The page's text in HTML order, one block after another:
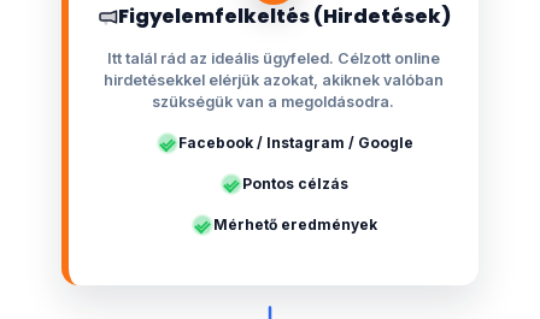
Figyelemfelkeltés (Hirdetések)
Itt talál rád az ideális ügyfeled. Célzott online
hirdetésekkel elérjük azokat, akiknek valóban
szükségük van a megoldásodra.
Facebook / Instagram / Google
Pontos célzás
Mérhető eredmények